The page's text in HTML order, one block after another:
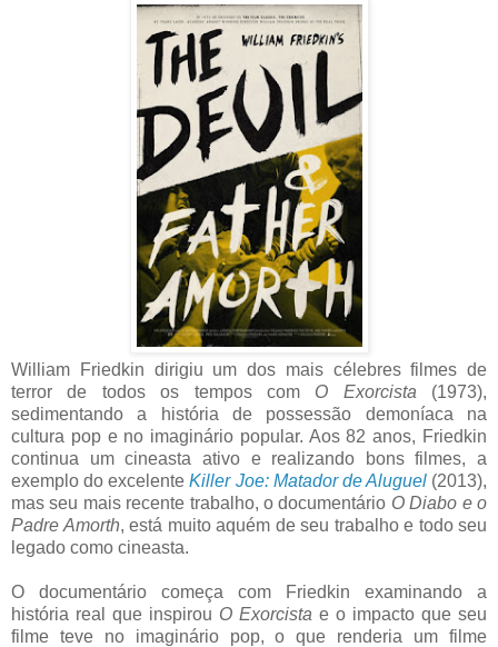
William Friedkin dirigiu um dos mais célebres filmes de
terror de todos os tempos com O Exorcista (1973),
sedimentando a história de possessão demoníaca na
cultura pop e no imaginário popular. Aos 82 anos, Friedkin
continua um cineasta ativo e realizando bons filmes, a
exemplo do excelenteKiller Joe: Matador de Aluguel(2013),
mas seu mais recente trabalho, o documentário O Diabo e o
Padre Amorth, está muito aquém de seu trabalho e todo seu
legado como cineasta.
O documentário começa com Friedkin examinando a
história real que inspirou O Exorcista e o impacto que seu
filme teve no imaginário pop, o que renderia um filme